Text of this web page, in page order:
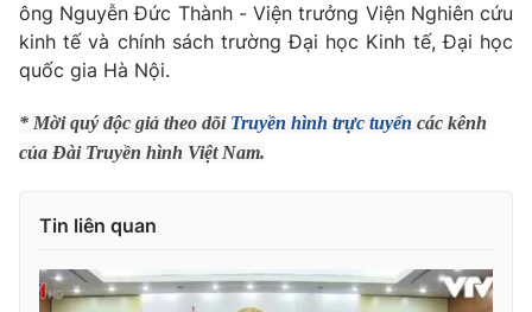
VTV Sức khoẻ Bất động sản
VTV4 Vươn mình bằng AI
VTV9
Liên hệ tòa soạn English
ông Nguyễn Đức Thành - Viện trưởng Viện Nghiên cứu
kinh tế và chính sách trường Đại học Kinh tế, Đại học
quốc gia Hà Nội.
* Mời quý độc giả theo dõi Truyền hình trực tuyến các kênh
của Đài Truyền hình Việt Nam.
Tin liên quan